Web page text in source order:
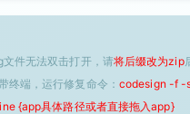
件无法双击打开，请将后缀改为zip
终端，运行修复命令： codesign -f -
{app具体路径或者直接拖入app}